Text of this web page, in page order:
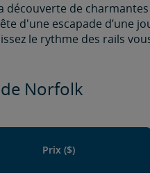
découverte de charmantes
d'une escapade d’une
le rythme des rails
Norfolk
Prix ($)